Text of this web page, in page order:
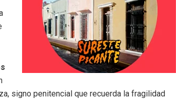
signo penitencial que recuerda la fragilidad